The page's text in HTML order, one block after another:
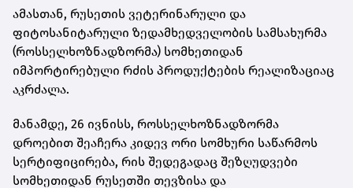
ამასთან, რუსეთის ვეტერინარული და
ფიტოსანიტარული ზედამხედველობის სამსახურმა
(როსსელხოზნადზორმა) სომხეთიდან
იმპორტირებული რძის პროდუქტების რეალიზაციაც
აკრძალა.
მანამდე, 26 ივნისს, როსსელხოზნადზორმა
დროებით შეაჩერა კიდევ ორი სომხური საწარმოს
სერტიფიცირება, რის შედეგადაც შეზღუდვები
სომხეთიდან რუსეთში თევზისა და